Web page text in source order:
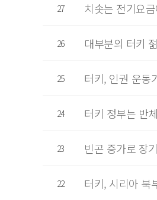
27 치솟는 전기요
26 대부분의 터키
25 터키, 인권 운동
24 터키 정부는 반
23 빈곤 증가로 장
22 터키, 시리아 북